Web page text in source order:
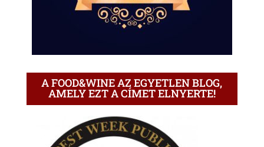
A FOOD&WINE AZ EGYETLEN BLOG,
AMELY EZT A CÍMET ELNYERTE!